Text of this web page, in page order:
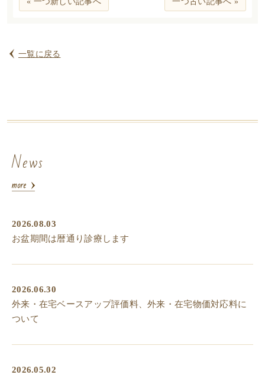
一覧に戻る
News
2026.08.03
お盆期間は暦通り診療します
2026.06.30
外来・在宅ベースアップ評価料、外来・在宅物価対応料に
ついて
2026.05.02